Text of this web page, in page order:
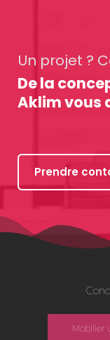
Un projet ?
De la
Aklim vous
Prendre
Mobilier